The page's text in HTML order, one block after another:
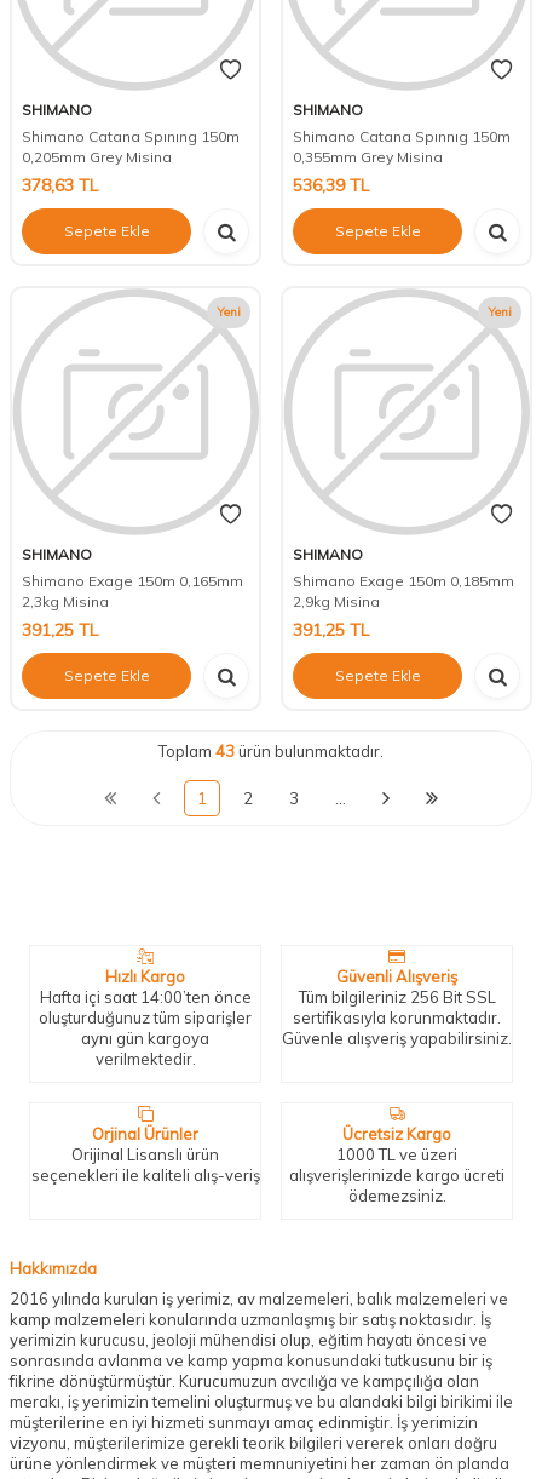
SHIMANO
Shimano Catana Spınıng 150m
0,205mm Grey Misina
378,63 TL
Sepete Ekle
SHIMANO
Shimano Catana Spınnıg 150m
0,355mm Grey Misina
536,39TL
Sepete Ekle
Yeni
SHIMANO
Shimano Exage 150m 0,165mm
2,3kg Misina
391,25 TL
Sepete Ekle
Yeni
SHIMANO
Shimano Exage 150m 0,185mm
2,9kg Misina
391,25 TL
Sepete Ekle
Toplam 43ürün bulunmaktadır.
1 2 3
Hızlı Kargo
Hafta içi saat 14:00’ten önce
oluşturduğunuz tüm siparişler
aynı gün kargoya
verilmektedir.
Güvenli Alışveriş
Tüm bilgileriniz 256 Bit SSL
sertifikasıyla korunmaktadır.
Güvenle alışveriş yapabilirsiniz.
Orjinal Ürünler
Orijinal Lisanslı ürün
seçenekleri ile kaliteli alış-veriş
Ücretsiz Kargo
1000 TL ve üzeri
alışverişlerinizde kargo ücreti
ödemezsiniz.
Hakkımızda
2016 yılında kurulan iş yerimiz, av malzemeleri, balık malzemeleri ve
kamp malzemeleri konularında uzmanlaşmış bir satış noktasıdır. İş
yerimizin kurucusu, jeoloji mühendisi olup, eğitim hayatı öncesi ve
sonrasında avlanma ve kamp yapma konusundaki tutkusunu bir iş
fikrine dönüştürmüştür. Kurucumuzun avcılığa ve kampçılığa olan
merakı, iş yerimizin temelini oluşturmuş ve bu alandaki bilgi birikimi ile
müşterilerine en iyi hizmeti sunmayı amaç edinmiştir. İş yerimizin
vizyonu, müşterilerimize gerekli teorik bilgileri vererek onları doğru
ürüne yönlendirmek ve müşteri memnuniyetini her zaman ön planda